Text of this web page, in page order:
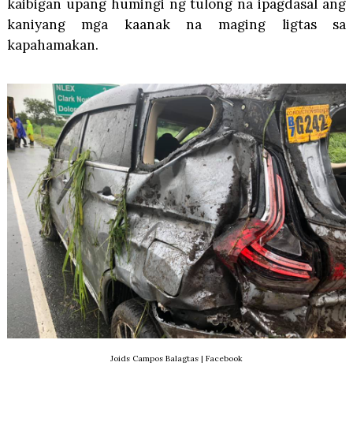
kaibigan upang humingi ng tulong na ipagdasal ang
kaniyang mga kaanak na maging ligtas sa
kapahamakan.
Joids Campos Balagtas | Facebook